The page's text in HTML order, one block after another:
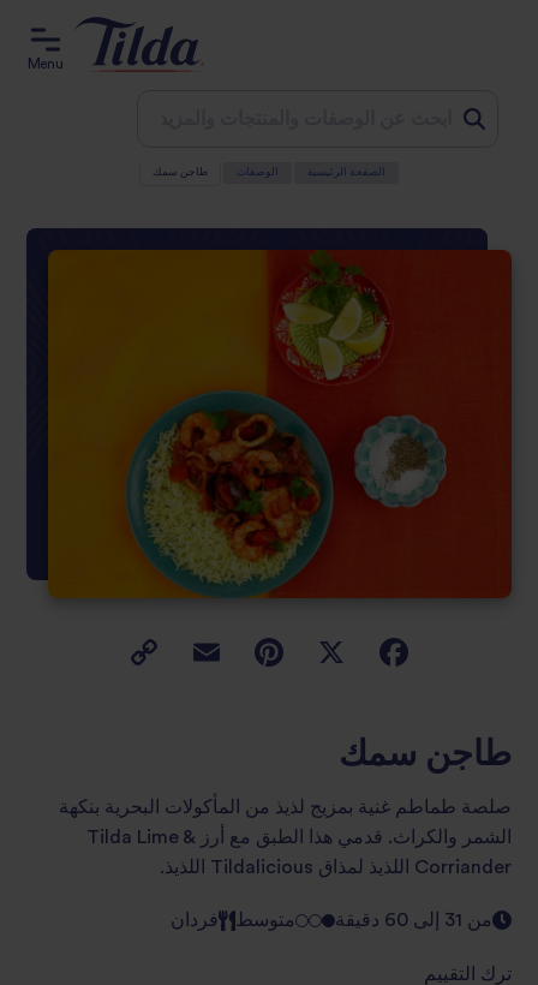
content
Menu
الصفحة الرئيسية الوصفات طاجن سمك
طاجن سمك
صلصة طماطم غنية بمزيج لذيذ من المأكولات البحرية بنكهة
الشمر والكراث. قدمي هذا الطبق مع أرز Tilda Lime &
Corriander اللذيذ لمذاق Tildalicious اللذيذ.
من 31 إلى 60 دقيقة متوسط فردان
ترك التقييم